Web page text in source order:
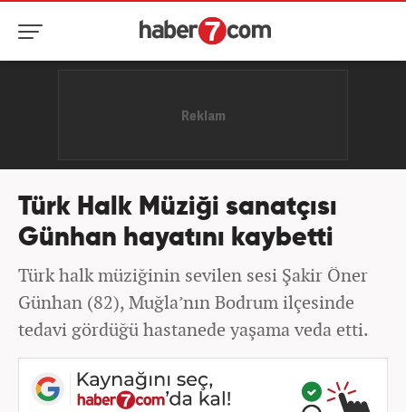
Türk Halk Müziği sanatçısı
Günhan hayatını kaybetti
Türk halk müziğinin sevilen sesi Şakir Öner
Günhan (82), Muğla’nın Bodrum ilçesinde
tedavi gördüğü hastanede yaşama veda etti.